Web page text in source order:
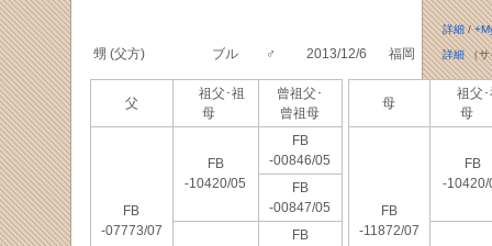
詳細/
甥 (父方) ブル ♂ 2013/12/6 福岡 詳細（サ
父
祖父･祖
母
曾祖父･
曾祖母
FB
-07773/07
FB
-10420/05
FB
-00846/05
FB
-00847/05
FB
母
祖父･
母
FB
-11872/07
FB
-10420/